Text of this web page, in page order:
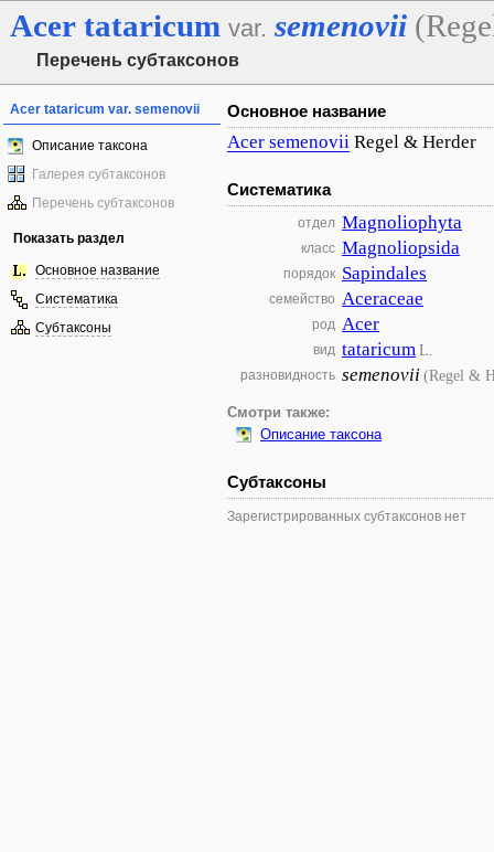
Acer tataricum var. semenovii
Перечень субтаксонов
Acer tataricum var. semenovii
Описание таксона
Галерея субтаксонов
Перечень субтаксонов
Показать раздел
Основное название
Систематика
Субтаксоны
Основное название
Acer semenovii Regel & Herder
Систематика
отдел Magnoliophyta
класс Magnoliopsida
порядок Sapindales
семейство Aceraceae
род Acer
вид tataricumL.
разновидность semenovii (Regel &
Смотри также:
Описание таксона
Субтаксоны
Зарегистрированных субтаксонов нет